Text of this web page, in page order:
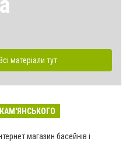
матеріали тут
магазин басейнів і